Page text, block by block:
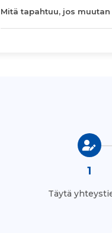
Mitä tapahtuu, jos
1
Täytä